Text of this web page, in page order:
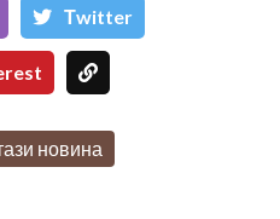
Тwitter
новина